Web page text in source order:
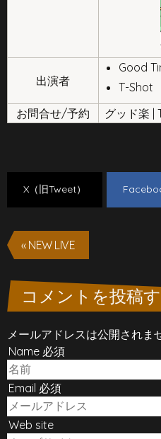
出演者
Good
T-Shot
お問合せ/予約
グッド楽 |
X（旧Tweet）
« NEW LIVE
コメントを投稿
メールアドレスは公開されま
Name 必須
Email 必須
Web site